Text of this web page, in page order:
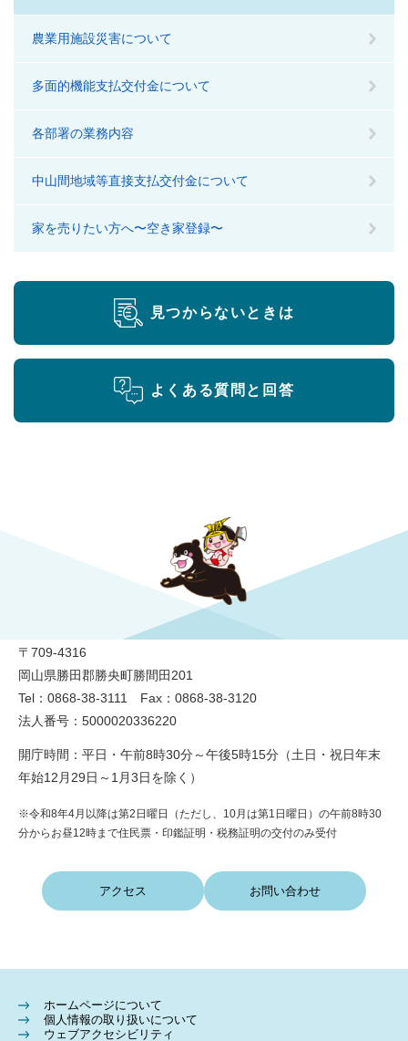
農業用施設災害について
多面的機能支払交付金について
各部署の業務内容
中山間地域等直接支払交付金について
家を売りたい方へ〜空き家登録〜
見つからないときは
よくある質問と回答
〒709-4316
岡山県勝田郡勝央町勝間田201
Tel：0868-38-3111 Fax：0868-38-3120
法人番号：5000020336220
開庁時間：平日・午前8時30分～午後5時15分（土日・祝日年末
年始12月29日～1月3日を除く）
※令和8年4月以降は第2日曜日（ただし、10月は第1日曜日）の午前8時30
分からお昼12時まで住民票・印鑑証明・税務証明の交付のみ受付
アクセス お問い合わせ
ホームページについて
個人情報の取り扱いについて
ウェブアクセシビリティ